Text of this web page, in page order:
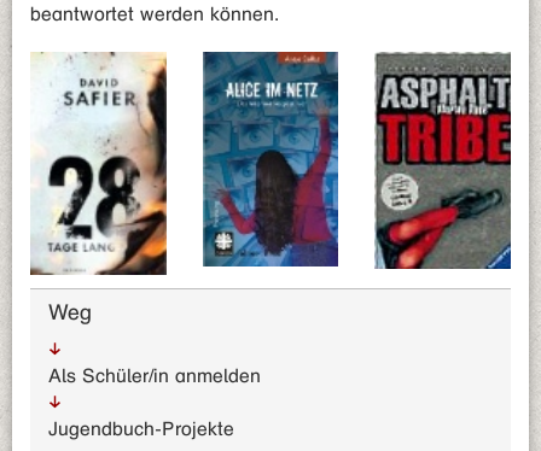
beantwortet werden können.
Weg
Als Schüler/in anmelden
Jugendbuch-Projekte